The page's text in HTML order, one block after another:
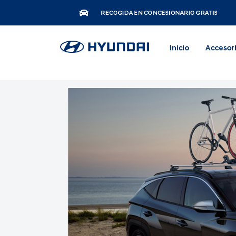
RECOGIDA EN CONCESIONARIO GRATIS
Inicio